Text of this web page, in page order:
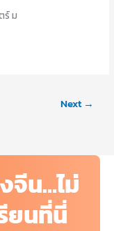
ร์ ม
Next →
จีน…ไม่
ยนที่นี่